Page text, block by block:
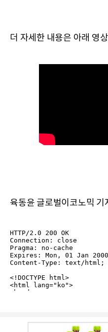
더 자세한 내용은 아래 영
육동윤 글로벌이코노믹